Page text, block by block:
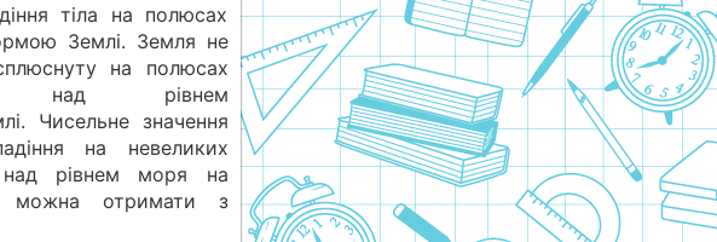
тіла на полюсах
Землі. Земля не
на полюсах
над рівнем
Чисельне значення
на невеликих
рівнем моря на
можна отримати з